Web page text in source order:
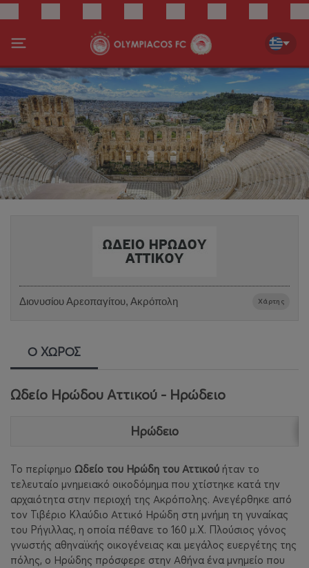
Διονυσίου Αρεοπαγίτου, Ακρόπολη Χάρτης
Ο ΧΩΡΟΣ
Ωδείο Ηρώδου Αττικού - Ηρώδειο
Ηρώδειο
Το περίφημο Ωδείο του Ηρώδη του Αττικού ήταν το
τελευταίο μνημειακό οικοδόμημα που χτίστηκε κατά την
αρχαιότητα στην περιοχή της Ακρόπολης. Ανεγέρθηκε από
τον Τιβέριο Κλαύδιο Αττικό Ηρώδη στη μνήμη τη γυναίκας
του Ρήγιλλας, η οποία πέθανε το 160 μ.Χ. Πλούσιος γόνος
γνωστής αθηναϊκής οικογένειας και μεγάλος ευεργέτης της
πόλης, ο Ηρώδης πρόσφερε στην Αθήνα ένα μνημείο που